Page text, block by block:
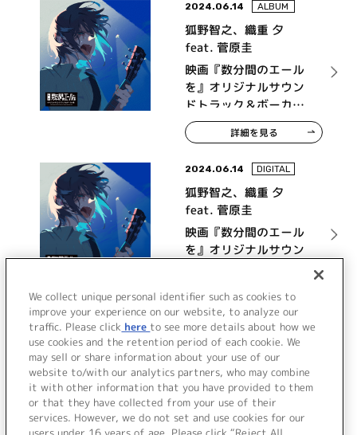
2024.06.14 ALBUM
狐野智之、織重 夕
feat. 菅原圭
映画『数分間のエール
を』オリジナルサウン
ドトラック＆ボーカル
集
詳細を見る
2024.06.14 DIGITAL
狐野智之、織重 夕
feat. 菅原圭
映画『数分間のエール
を』オリジナルサウン
Edition】詳細を見る
VIEW MORE
We collect unique personal identifier such as cookies to
improve your experience on our website, to analyze our
traffic. Please click here to see more details about how we
use cookies and the retention period of each cookie. We
may sell or share information about your use of our
website to/with our analytics partners, who may combine
it with other information that you have provided to them
or that they have collected from your use of their
services. However, we do not set and use cookies for our